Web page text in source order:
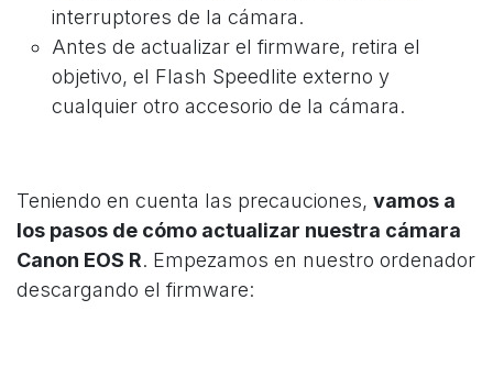
interruptores de la cámara.
Antes de actualizar el firmware, retira el
objetivo, el Flash Speedlite externo y
cualquier otro accesorio de la cámara.
Teniendo en cuenta las precauciones, vamos a
los pasos de cómo actualizar nuestra cámara
Canon EOS R. Empezamos en nuestro ordenador
descargando el firmware: